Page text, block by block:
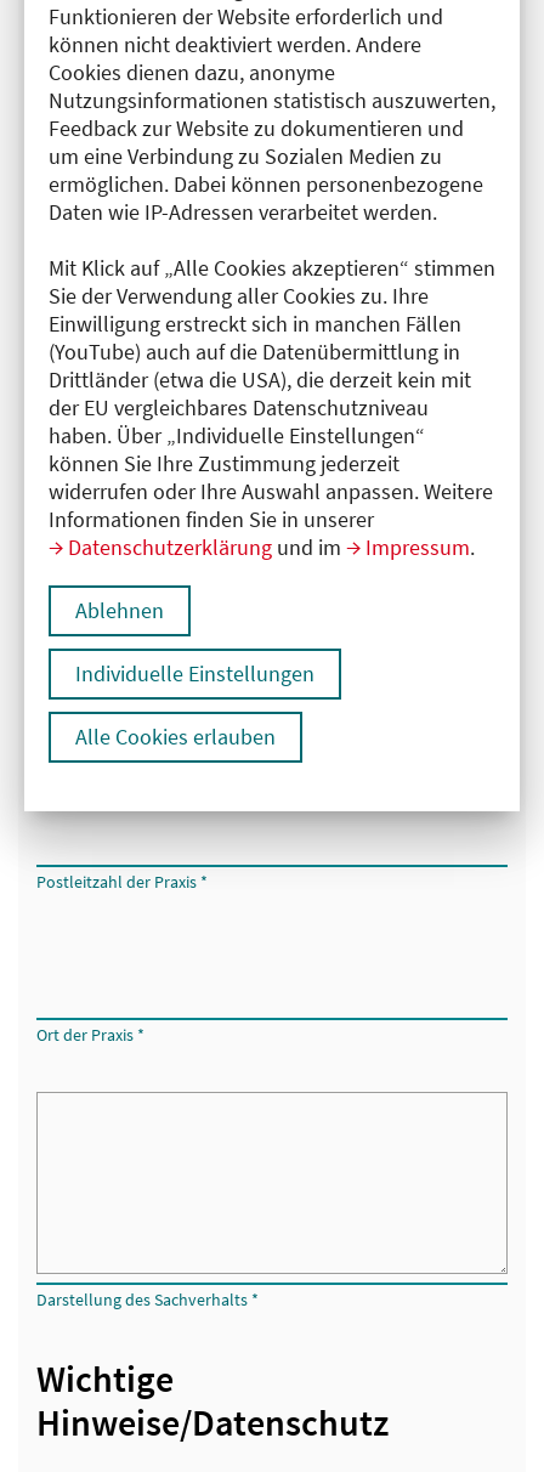
Funktionieren der Website erforderlich und
können nicht deaktiviert werden. Andere
Cookies dienen dazu, anonyme
Nutzungsinformationen statistisch auszuwerten,
Feedback zur Website zu dokumentieren und
um eine Verbindung zu Sozialen Medien zu
ermöglichen. Dabei können personenbezogene
Daten wie IP-Adressen verarbeitet werden.
Mit Klick auf „Alle Cookies akzeptieren“ stimmen
Sie der Verwendung aller Cookies zu. Ihre
Einwilligung erstreckt sich in manchen Fällen
(YouTube) auch auf die Datenübermittlung in
Drittländer (etwa die USA), die derzeit kein mit
der EU vergleichbares Datenschutzniveau
haben. Über „Individuelle Einstellungen“
können Sie Ihre Zustimmung jederzeit
widerrufen oder Ihre Auswahl anpassen. Weitere
Informationen finden Sie in unserer
Datenschutzerklärung und im Impressum.
Ablehnen
Individuelle Einstellungen
Alle Cookies erlauben
der die
Behandlungsunterlagen
erstellt hat
Name der Praxis oder der Einrichtung
Name der Ärztin oder des Arztes*
Straße und Hausnummer der Praxis
Postleitzahl der Praxis *
Ort der Praxis *
Darstellung des Sachverhalts *
Wichtige
Hinweise/Datenschutz